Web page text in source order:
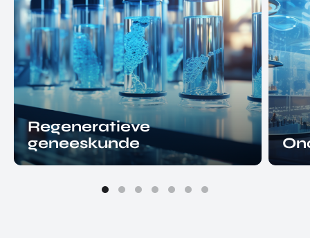
Regeneratieve
geneeskunde